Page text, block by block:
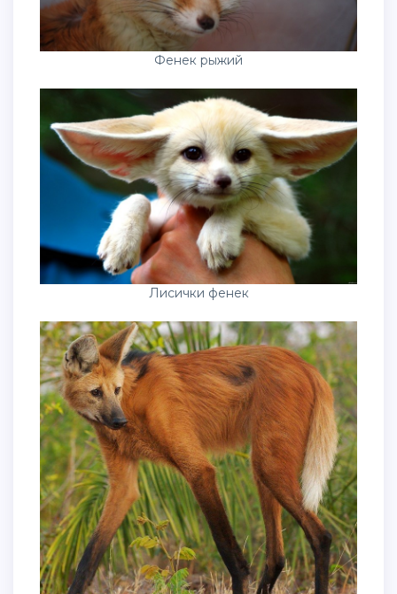
Фенек рыжий
Лисички фенек